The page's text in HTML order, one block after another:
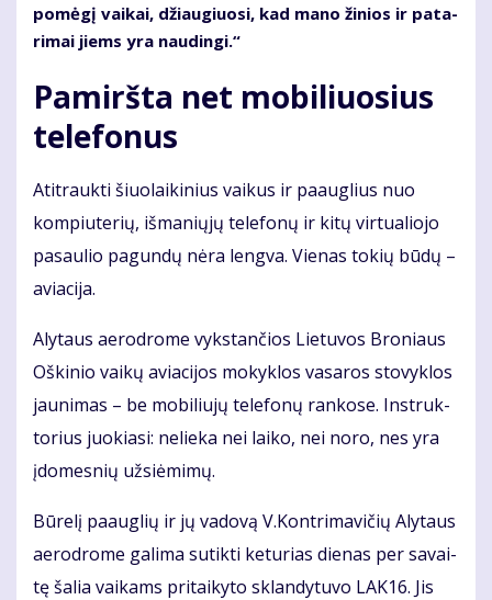
po­mė­gį vai­kai, džiau­giuo­si, kad ma­no ži­nios ir pa­ta­
ri­mai jiems yra nau­din­gi.“
Pamiršta net mobiliuosius
telefonus
Ati­trauk­ti šiuo­lai­ki­nius vai­kus ir pa­aug­lius nuo
kom­piu­te­rių, iš­ma­nių­jų te­le­fo­nų ir ki­tų vir­tu­a­lio­jo
pa­sau­lio pa­gun­dų nė­ra leng­va. Vie­nas to­kių bū­dų –
avia­ci­ja.
Aly­taus ae­ro­dro­me vyks­tan­čios Lie­tu­vos Bro­niaus
Oš­ki­nio vai­kų avia­ci­jos mo­kyk­los va­sa­ros sto­vyk­los
jau­ni­mas – be mo­bi­liu­jų te­le­fo­nų ran­ko­se. In­struk­
to­rius juo­kia­si: ne­lie­ka nei lai­ko, nei no­ro, nes yra
įdo­mes­nių už­si­ė­mi­mų.
Bū­re­lį pa­aug­lių ir jų va­do­vą V.Kon­tri­ma­vi­čių Aly­taus
ae­ro­dro­me ga­li­ma su­tik­ti ke­tu­rias die­nas per sa­vai­
tę ša­lia vai­kams pri­tai­ky­to sklan­dy­tu­vo LAK16. Jis